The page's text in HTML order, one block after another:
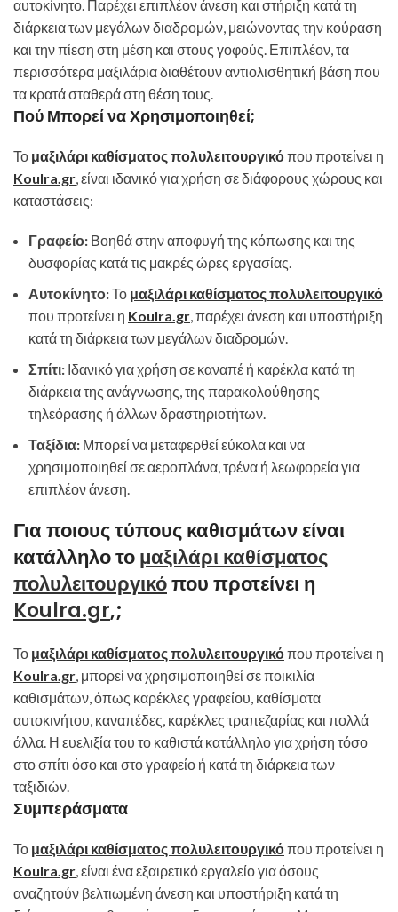
αυτοκίνητο. Παρέχει επιπλέον άνεση και στήριξη κατά τη
διάρκεια των μεγάλων διαδρομών, μειώνοντας την κούραση
και την πίεση στη μέση και στους γοφούς. Επιπλέον, τα
περισσότερα μαξιλάρια διαθέτουν αντιολισθητική βάση που
τα κρατά σταθερά στη θέση τους.
Πού Μπορεί να Χρησιμοποιηθεί;
Το μαξιλάρι καθίσματος πολυλειτουργικόπου προτείνει η
Koulra.gr, είναι ιδανικό για χρήση σε διάφορους χώρους και
καταστάσεις:
Γραφείο: Βοηθά στην αποφυγή της κόπωσης και της
δυσφορίας κατά τις μακρές ώρες εργασίας.
Αυτοκίνητο:Το μαξιλάρι καθίσματος πολυλειτουργικό
που προτείνει η Koulra.gr, παρέχει άνεση και υποστήριξη
κατά τη διάρκεια των μεγάλων διαδρομών.
Σπίτι: Ιδανικό για χρήση σε καναπέ ή καρέκλα κατά τη
διάρκεια της ανάγνωσης, της παρακολούθησης
τηλεόρασης ή άλλων δραστηριοτήτων.
Ταξίδια: Μπορεί να μεταφερθεί εύκολα και να
χρησιμοποιηθεί σε αεροπλάνα, τρένα ή λεωφορεία για
επιπλέον άνεση.
Για ποιους τύπους καθισμάτων είναι
κατάλληλο τομαξιλάρι καθίσματος
πολυλειτουργικόπου προτείνει η
Koulra.gr,;
Το μαξιλάρι καθίσματος πολυλειτουργικόπου προτείνει η
Koulra.gr, μπορεί να χρησιμοποιηθεί σε ποικιλία
καθισμάτων, όπως καρέκλες γραφείου, καθίσματα
αυτοκινήτου, καναπέδες, καρέκλες τραπεζαρίας και πολλά
άλλα. Η ευελιξία του το καθιστά κατάλληλο για χρήση τόσο
στο σπίτι όσο και στο γραφείο ή κατά τη διάρκεια των
ταξιδιών.
Συμπεράσματα
Το μαξιλάρι καθίσματος πολυλειτουργικόπου προτείνει η
Koulra.gr, είναι ένα εξαιρετικό εργαλείο για όσους
αναζητούν βελτιωμένη άνεση και υποστήριξη κατά τη